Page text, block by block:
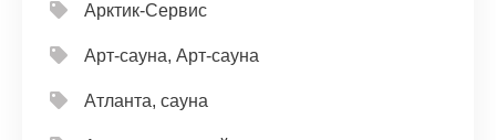
Арктик-Сервис
Арт-сауна, Арт-сауна
Атланта, сауна